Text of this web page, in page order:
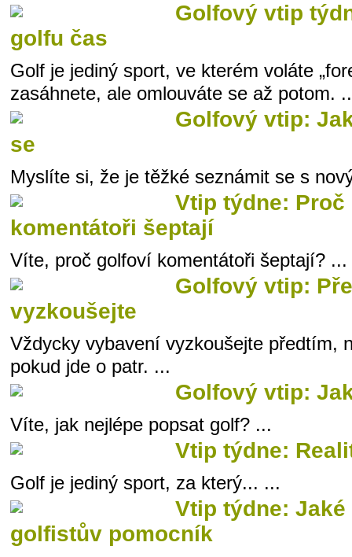
Golfový vtip
golfu čas
Golf je jediný sport, ve kterém voláte
zasáhnete, ale omlouváte se až potom.
Golfový vtip:
se
Myslíte si, že je těžké seznámit se s
Vtip týdne:
komentátoři šeptají
Víte, proč golfoví komentátoři šeptají? ...
Golfový vtip:
vyzkoušejte
Vždycky vybavení vyzkoušejte předtím,
pokud jde o patr. ...
Golfový vtip:
Víte, jak nejlépe popsat golf? ...
Vtip týdne:
Golf je jediný sport, za který... ...
Vtip týdne:
golfistův pomocník